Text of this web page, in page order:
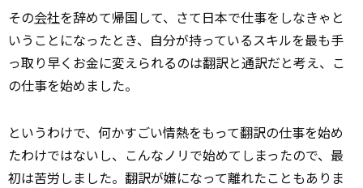
その会社を辞めて帰国して、さて日本で仕事をしなきゃと
いうことになったとき、自分が持っているスキルを最も手
っ取り早くお金に変えられるのは翻訳と通訳だと考え、こ
の仕事を始めました。
というわけで、何かすごい情熱をもって翻訳の仕事を始め
たわけではないし、こんなノリで始めてしまったので、最
初は苦労しました。翻訳が嫌になって離れたこともありま